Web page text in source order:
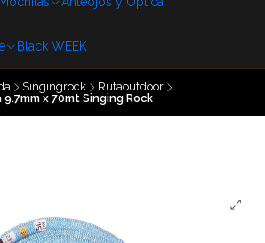
Black WEEK
Singingrock
Rutaoutdoor
x 70mt Singing Rock